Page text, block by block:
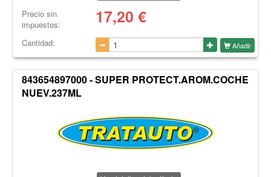
Precio sin
impuestos:
17,20 €
Cantidad: Añadir
843654897000 - SUPER PROTECT.AROM.COCHE
NUEV.237ML